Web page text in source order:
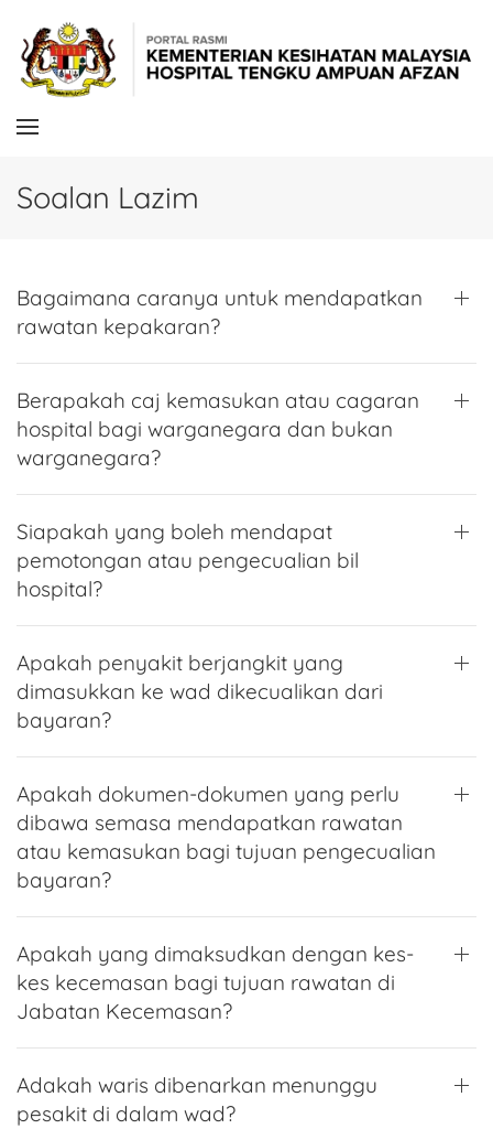
Skip to main content
Soalan Lazim
Bagaimana caranya untuk mendapatkan
rawatan kepakaran?
Berapakah caj kemasukan atau cagaran
hospital bagi warganegara dan bukan
warganegara?
Siapakah yang boleh mendapat
pemotongan atau pengecualian bil
hospital?
Apakah penyakit berjangkit yang
dimasukkan ke wad dikecualikan dari
bayaran?
Apakah dokumen-dokumen yang perlu
dibawa semasa mendapatkan rawatan
atau kemasukan bagi tujuan pengecualian
bayaran?
Apakah yang dimaksudkan dengan kes-
kes kecemasan bagi tujuan rawatan di
Jabatan Kecemasan?
Adakah waris dibenarkan menunggu
pesakit di dalam wad?